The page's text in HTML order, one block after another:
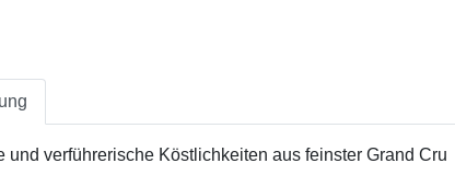
und verführerische Köstlichkeiten aus feinster Grand Cru